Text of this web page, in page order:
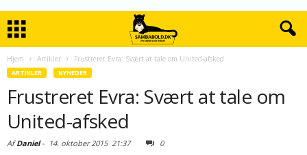
Hjem Artikler Frustreret Evra: Svært at tale om United-afsked
ARTIKLER NYHEDER
Frustreret Evra: Svært at tale om
United-afsked
AfDaniel- 14. oktober 201521:37 0